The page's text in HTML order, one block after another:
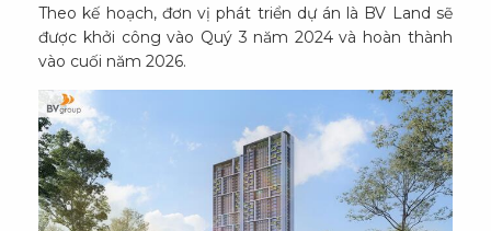
Theo kế hoạch, đơn vị phát triển dự án là BV Land sẽ
được khởi công vào Quý 3 năm 2024 và hoàn thành
vào cuối năm 2026.